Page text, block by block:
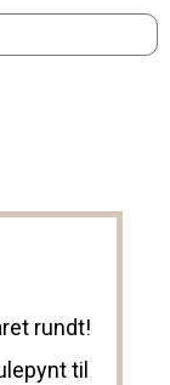
rundt!
til